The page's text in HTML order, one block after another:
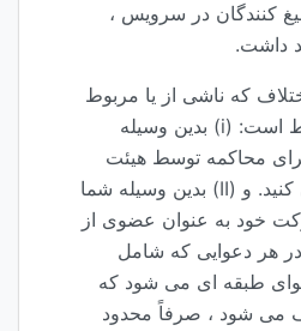
کنندگان در سرویس ،
داشت.
که ناشی از یا مربوط
به خدمات و/یا شرایط است: (i) بدین وسیله
محاکمه توسط هیئت
منصفه خودداری می کنید. و (II) بدین وسیله شما
خود به عنوان عضوی از
هر دعوایی که شامل
طبقه ای می شود که
می شود ، صرفاً محدود